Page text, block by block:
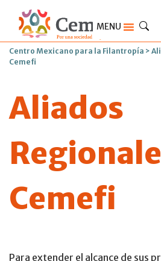
MENU
Centro Mexicano para la Filantropía >
Cemefi
Aliados
Cemefi
Para extender el alcance de sus